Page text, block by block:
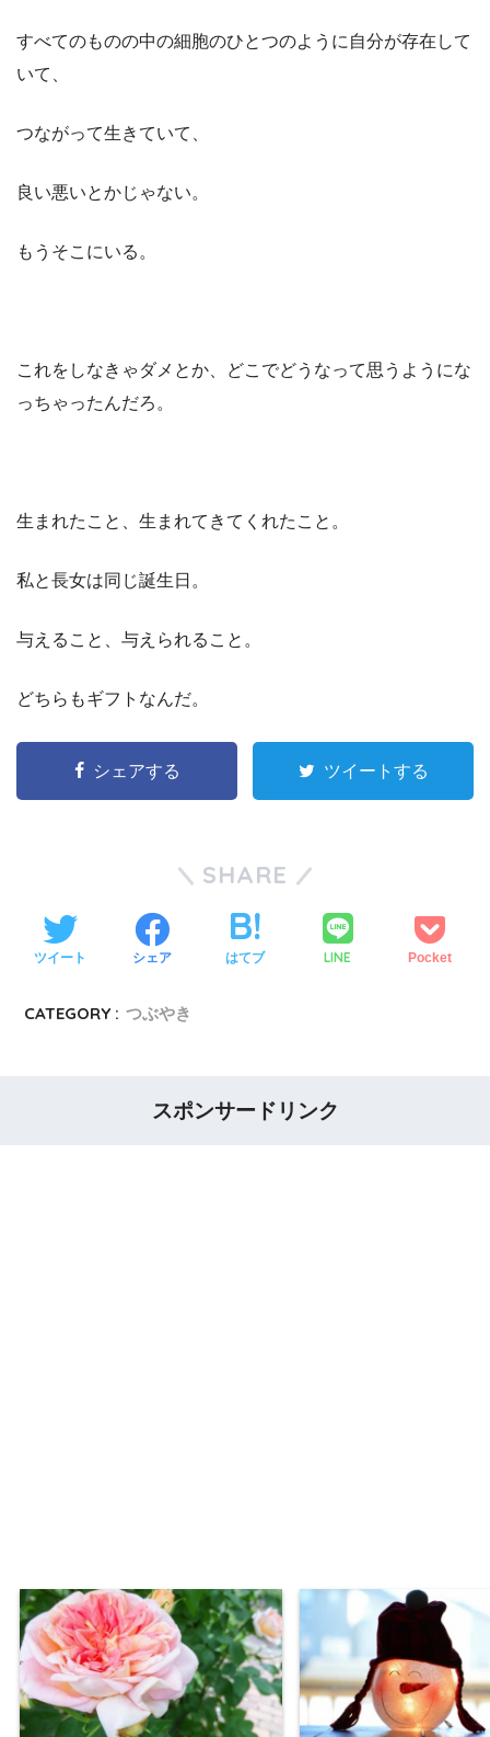
すべてのものの中の細胞のひとつのように自分が存在して
いて、
つながって生きていて、
良い悪いとかじゃない。
もうそこにいる。
これをしなきゃダメとか、どこでどうなって思うようにな
っちゃったんだろ。
生まれたこと、生まれてきてくれたこと。
私と長女は同じ誕生日。
与えること、与えられること。
どちらもギフトなんだ。
シェアする ツイートする
SHARE
ツイート シェア はてブ LINE Pocket
CATEGORY : つぶやき
スポンサードリンク